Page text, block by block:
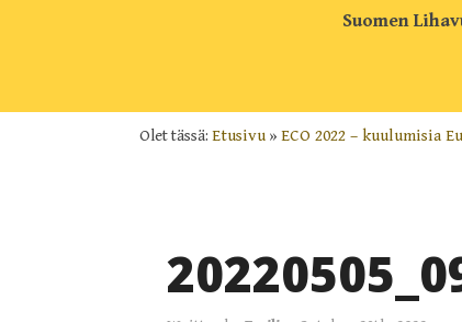
Suomen
Olet tässä: Etusivu » ECO 2022 – kuulumisia